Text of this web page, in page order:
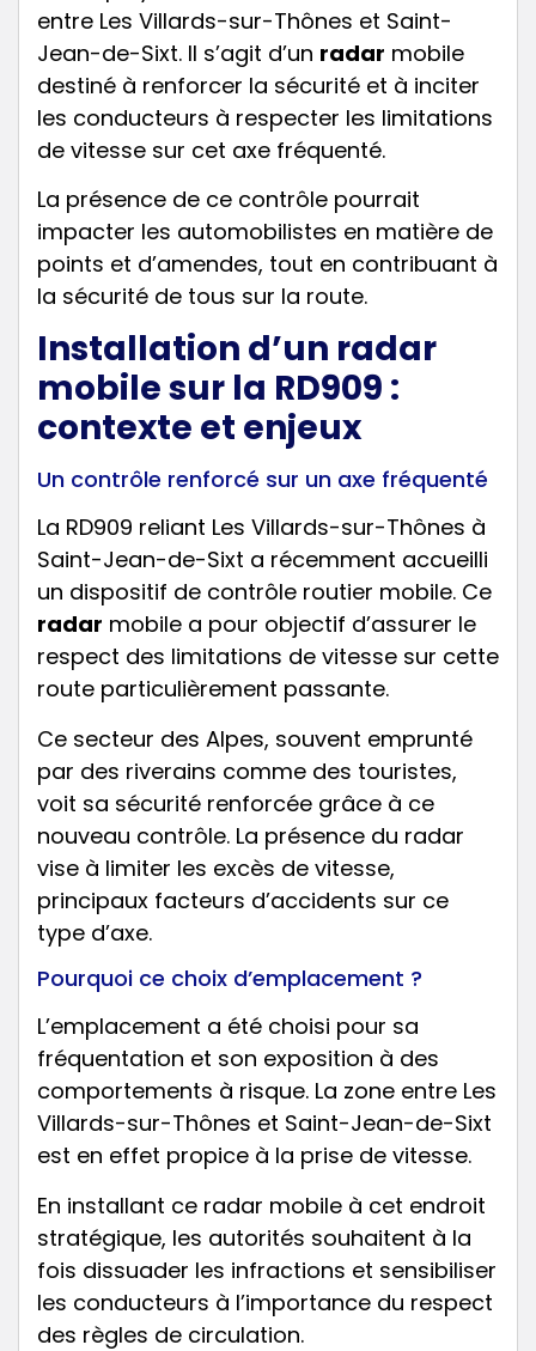
entre Les Villards-sur-Thônes et Saint-
Jean-de-Sixt. Il s’agit d’un radar mobile
destiné à renforcer la sécurité et à inciter
les conducteurs à respecter les limitations
de vitesse sur cet axe fréquenté.
La présence de ce contrôle pourrait
impacter les automobilistes en matière de
points et d’amendes, tout en contribuant à
la sécurité de tous sur la route.
Installation d’un radar
mobile sur la RD909 :
contexte et enjeux
Un contrôle renforcé sur un axe fréquenté
La RD909 reliant Les Villards-sur-Thônes à
Saint-Jean-de-Sixt a récemment accueilli
un dispositif de contrôle routier mobile. Ce
radar mobile a pour objectif d’assurer le
respect des limitations de vitesse sur cette
route particulièrement passante.
Ce secteur des Alpes, souvent emprunté
par des riverains comme des touristes,
voit sa sécurité renforcée grâce à ce
nouveau contrôle. La présence du radar
vise à limiter les excès de vitesse,
principaux facteurs d’accidents sur ce
type d’axe.
Pourquoi ce choix d’emplacement ?
L’emplacement a été choisi pour sa
fréquentation et son exposition à des
comportements à risque. La zone entre Les
Villards-sur-Thônes et Saint-Jean-de-Sixt
est en effet propice à la prise de vitesse.
En installant ce radar mobile à cet endroit
stratégique, les autorités souhaitent à la
fois dissuader les infractions et sensibiliser
les conducteurs à l’importance du respect
des règles de circulation.